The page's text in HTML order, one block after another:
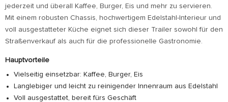
jederzeit und überall Kaffee, Burger, Eis und mehr zu servieren.
Mit einem robusten Chassis, hochwertigem Edelstahl-Interieur und
voll ausgestatteter Küche eignet sich dieser Trailer sowohl für den
Straßenverkauf als auch für die professionelle Gastronomie.
Hauptvorteile
Vielseitig einsetzbar: Kaffee, Burger, Eis
Langlebiger und leicht zu reinigender Innenraum aus Edelstahl
Voll ausgestattet, bereit fürs Geschäft